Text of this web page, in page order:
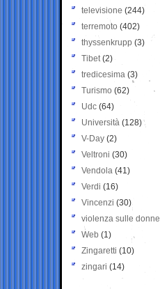
televisione(244)
terremoto (402)
thyssenkrupp (3)
Tibet(2)
tredicesima (3)
Turismo (62)
Udc (64)
Università (128)
V-Day (2)
Veltroni (30)
Vendola (41)
Verdi (16)
Vincenzi (30)
violenza sulle donne
Web (1)
Zingaretti (10)
zingari (14)